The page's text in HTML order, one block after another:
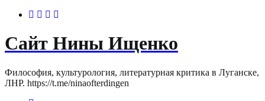
Сайт Нины Ищенко
Философия, культурология, литературная критика в Луганске,
ЛНР. https://t.me/ninaofterdingen